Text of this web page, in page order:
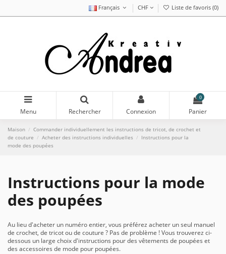
Français CHF Liste de favoris (0)
Menu Rechercher Connexion
0
Panier
Maison
Commander individuellement les instructions de tricot, de crochet et
de couture
Acheter des instructions individuelles
Instructions pour la
mode des poupées
Instructions pour la mode
des poupées
Au lieu d'acheter un numéro entier, vous préférez acheter un seul manuel
de crochet, de tricot ou de couture ? Pas de problème ! Vous trouverez ci-
dessous un large choix d'instructions pour des vêtements de poupées et
des accessoires de mode pour poupées.